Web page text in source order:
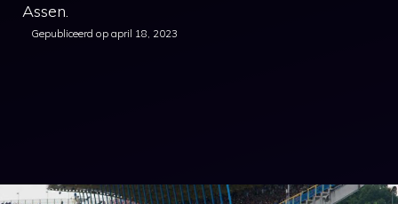
Assen.
Gepubliceerd op april 18, 2023